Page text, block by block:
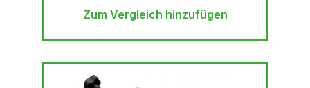
Zum Vergleich hinzufügen